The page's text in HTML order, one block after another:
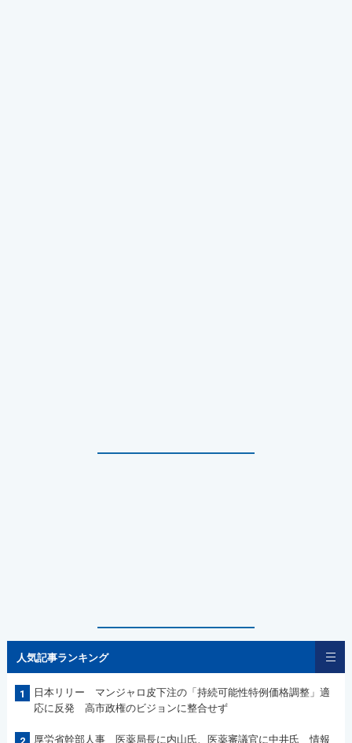
人気記事ランキング
1
日本リリー マンジャロ皮下注の「持続可能性特例価格調整」適
応に反発 高市政権のビジョンに整合せず
厚労省幹部人事 医薬局長に内山氏、医薬審議官に中井氏 情報